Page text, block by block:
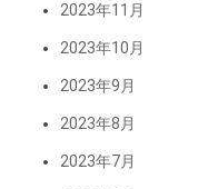
2023年11月
2023年10月
2023年9月
2023年8月
2023年7月